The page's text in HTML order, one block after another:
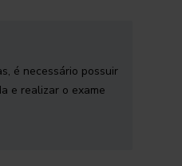
é necessário possuir
e realizar o exame